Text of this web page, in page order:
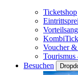
Ticketshop
Voucher &
Tourismus
Besuchen